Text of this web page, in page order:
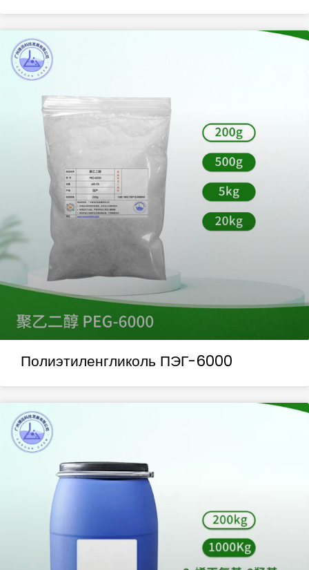
Полиэтиленгликоль ПЭГ-6000